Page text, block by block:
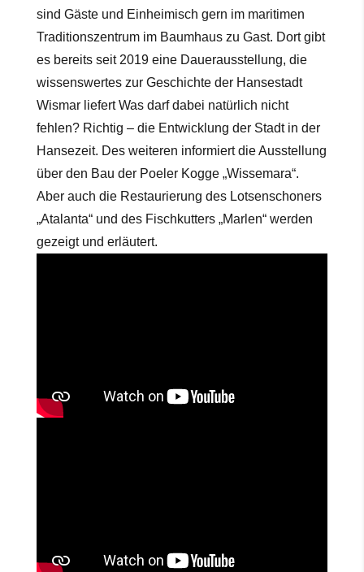
sind Gäste und Einheimisch gern im maritimen
Traditionszentrum im Baumhaus zu Gast. Dort gibt
es bereits seit 2019 eine Dauerausstellung, die
wissenswertes zur Geschichte der Hansestadt
Wismar liefert Was darf dabei natürlich nicht
fehlen? Richtig – die Entwicklung der Stadt in der
Hansezeit. Des weiteren informiert die Ausstellung
über den Bau der Poeler Kogge „Wissemara“.
Aber auch die Restaurierung des Lotsenschoners
„Atalanta“ und des Fischkutters „Marlen“ werden
gezeigt und erläutert.